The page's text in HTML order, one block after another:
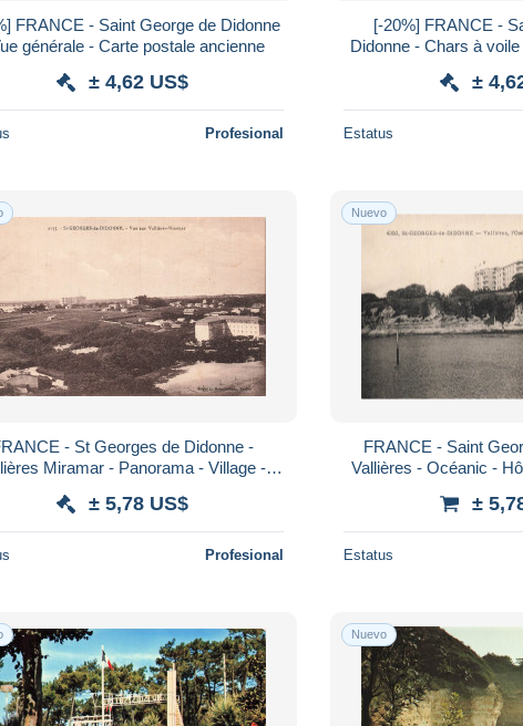
FRANCE - Saint George de Didonne
générale - Carte postale ancienne
± 4,62 US$
Profesional
[-20%] FRANCE -
Didonne - Chars à
±
Estatus
- St Georges de Didonne -
Miramar - Panorama - Village -
± 5,78 US$
Profesional
Nuevo
FRANCE - Saint
Vallières - Océanic -
±
Estatus
Nuevo